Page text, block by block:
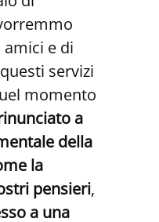
e di
servizi
momento
a
della
la
pensieri,
a una